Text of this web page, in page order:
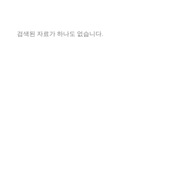
검색된 자료가 하나도 없습니다.